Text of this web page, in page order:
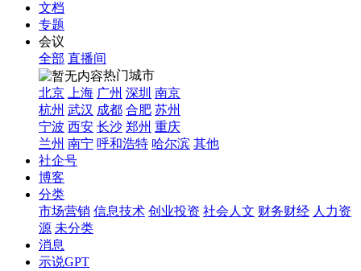
文档
专题
会议
全部 直播间
热门城市
北京
上海 广州 深圳 南京
杭州 武汉 成都 合肥 苏州
宁波 西安 长沙 郑州 重庆
兰州 南宁 呼和浩特 哈尔滨 其他
社企号
博客
分类
市场营销 信息技术 创业投资 社会人文 财务财经 人力资
源 未分类
消息
示说GPT